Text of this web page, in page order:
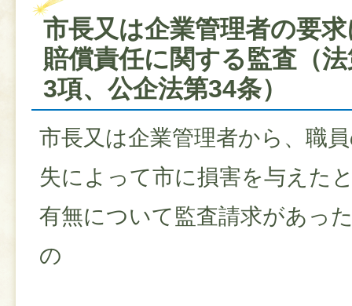
市長又は企業管理者の要
賠償責任に関する監査（
3項、公企法第34条）
市長又は企業管理者から、職
失によって市に損害を与えた
有無について監査請求があっ
の